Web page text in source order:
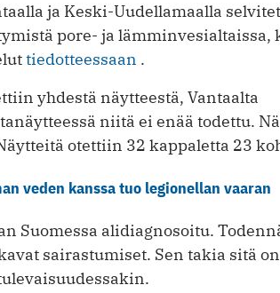
ja Keski-Uudellamaalla
pore- ja lämminvesialtaissa,
tiedotteessaan .
yhdestä näytteestä, Vantaalta
niitä ei enää todettu.
otettiin 32 kappaletta 23
veden kanssa tuo legionellan vaaran
Suomessa alidiagnosoitu.
sairastumiset. Sen takia sitä